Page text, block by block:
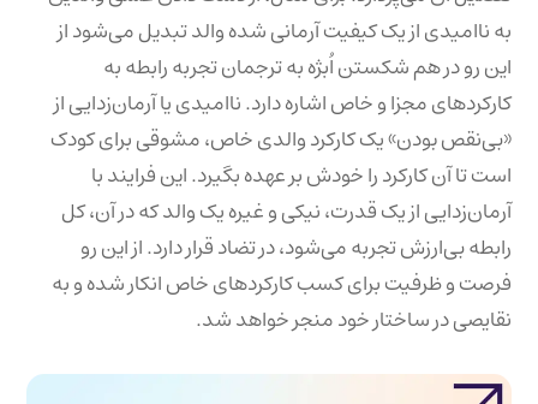
به ناامیدی از یک کیفیت آرمانی شده والد تبدیل می‌شود از
این رو در هم شکستن اُبژه به ترجمان تجربه رابطه به
کارکردهای مجزا و خاص اشاره دارد. ناامیدی یا آرمان‌زدایی از
«بی‌نقص بودن» یک کارکرد والدی خاص، مشوقی برای کودک
است تا آن کارکرد را خودش بر عهده بگیرد. این فرایند با
آرمان‌زدایی از یک قدرت، نیکی و غیره یک والد که در آن، کل
رابطه بی‌ارزش تجربه می‌شود، در تضاد قرار دارد. از این رو
فرصت و ظرفیت برای کسب کارکردهای خاص انکار شده و به
نقایصی در ساختار خود منجر خواهد شد.